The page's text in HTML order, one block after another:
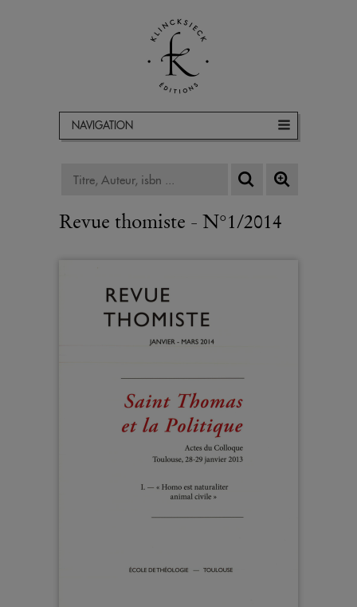
NAVIGATION
Revue thomiste - N°1/2014